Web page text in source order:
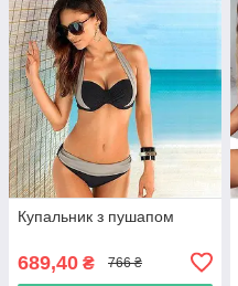
Купальник з пушапом
689,40 ₴ 766 ₴